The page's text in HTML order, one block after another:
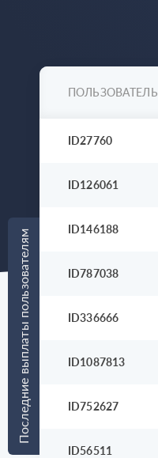
Последние выплаты пользователям
ПОЛЬЗОВАТЕЛЬ
ID27760
ID126061
ID146188
ID787038
ID336666
ID1087813
ID752627
ID56511